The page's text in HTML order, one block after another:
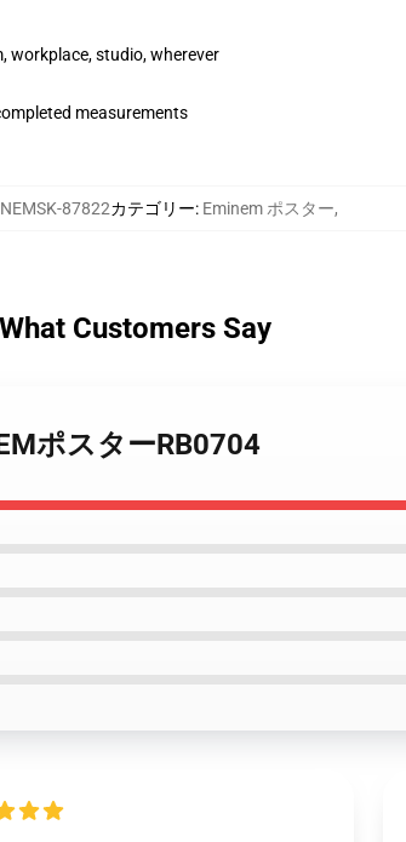
workplace, studio, wherever
measurements
87822カテゴリー: Eminem ポスター,
What Customers Say
ポスターRB0704